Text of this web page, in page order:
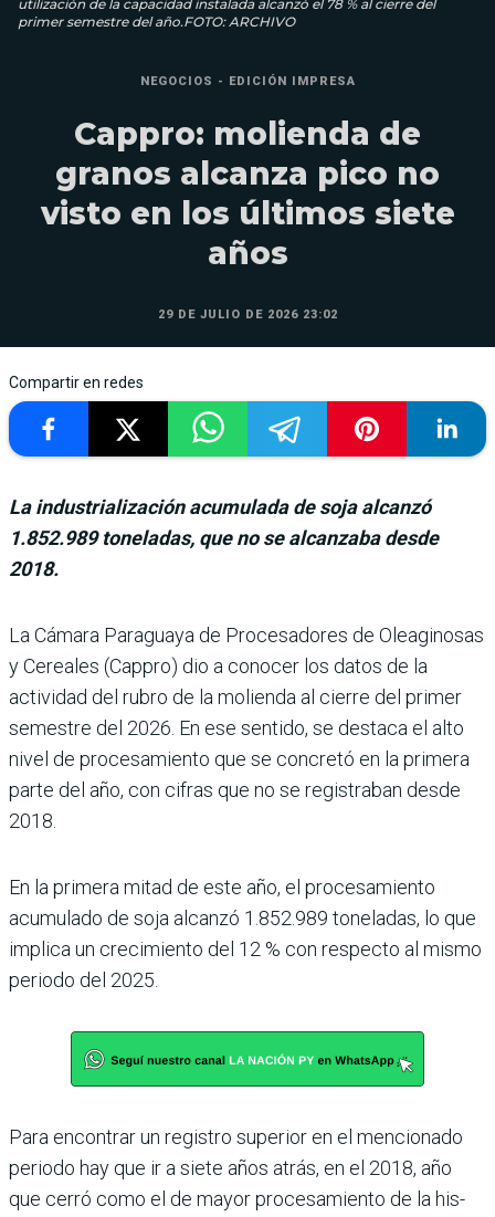
utilización de la capacidad instalada alcanzó el 78 % al cierre del
primer semestre del año.FOTO: ARCHIVO
NEGOCIOS - EDICIÓN IMPRESA
Cappro: molienda de
granos alcanza pico no
visto en los últimos siete
años
29 DE JULIO DE 2026 23:02
Compartir en redes
La industrialización acumulada de soja alcanzó
1.852.989 toneladas, que no se alcanzaba desde
2018.
La Cámara Paraguaya de Procesadores de Oleaginosas
y Cerea­les (Cappro) dio a conocer los datos de la
actividad del rubro de la molienda al cie­rre del primer
semestre del 2026. En ese sentido, se des­taca el alto
nivel de procesa­miento que se concretó en la primera
parte del año, con cifras que no se registraban desde
2018.
En la primera mitad de este año, el procesamiento
acumulado de soja alcanzó 1.852.989 toneladas, lo que
implica un crecimiento del 12 % con respecto al mismo
periodo del 2025.
Para encontrar un registro superior en el mencionado
periodo hay que ir a siete años atrás, en el 2018, año
que cerró como el de mayor procesamiento de la his­